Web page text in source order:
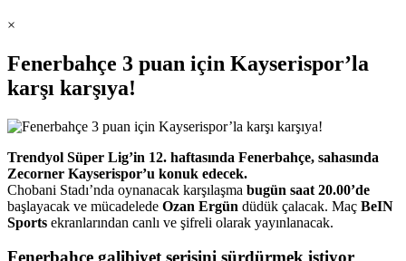
×
Fenerbahçe 3 puan için Kayserispor’la
karşı karşıya!
Trendyol Süper Lig’in 12. haftasında Fenerbahçe, sahasında
Zecorner Kayserispor’u konuk edecek.
Chobani Stadı’nda oynanacak karşılaşma bugün saat 20.00’de
başlayacak ve mücadelede Ozan Ergün düdük çalacak. Maç BeIN
Sports ekranlarından canlı ve şifreli olarak yayınlanacak.
Fenerbahçe galibiyet serisini sürdürmek istiyor